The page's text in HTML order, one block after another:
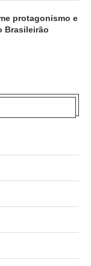
protagonismo e
Brasileirão